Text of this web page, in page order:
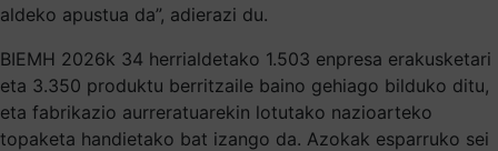
aldeko apustua da”, adierazi du.
BIEMH 2026k 34 herrialdetako 1.503 enpresa erakusketari
eta 3.350 produktu berritzaile baino gehiago bilduko ditu,
eta fabrikazio aurreratuarekin lotutako nazioarteko
topaketa handietako bat izango da. Azokak esparruko sei